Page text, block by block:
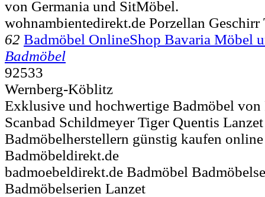
von Germania und SitMöbel.
wohnambientedirekt.de Porzellan Geschirr
62 Badmöbel OnlineShop Bavaria Möbel
Badmöbel
92533
Wernberg-Köblitz
Exklusive und hochwertige Badmöbel von
Scanbad Schildmeyer Tiger Quentis
Badmöbelherstellern günstig kaufen
Badmöbeldirekt.de
badmoebeldirekt.de Badmöbel
Badmöbelserien Lanzet